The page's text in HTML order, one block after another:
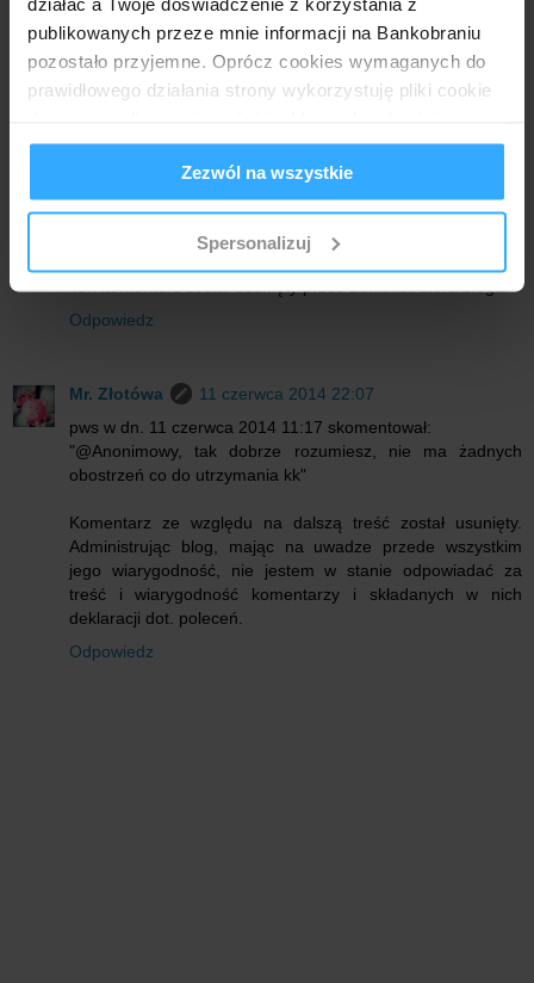
publikowanych przeze mnie informacji na Bankobraniu
pozostało przyjemne. Oprócz cookies wymaganych do
prawidłowego działania strony wykorzystuję pliki cookie
analizować ruch w mojej witrynie. Informacje o tym, jak
korzystasz z bloga, udostępniam moim partnerom
społecznościowym, reklamowym i analitycznym.
Partnerzy mogą połączyć te informacje z innymi danymi
korzystania z ich usług.
Zezwól na wszystkie
Spersonalizuj
Odpowiedz
Anonimowy 11 czerwca 2014 10:17
zrezygnować z karty?
11 czerwca 2014 11:17
Odpowiedz
Mr. Złotówa
11 czerwca 2014 22:07
pws w dn. 11 czerwca 2014 11:17 skomentował:
"@Anonimowy, tak dobrze rozumiesz, nie ma żadnych
obostrzeń co do utrzymania kk"
Komentarz ze względu na dalszą treść został usunięty.
Administrując blog, mając na uwadze przede wszystkim
jego wiarygodność, nie jestem w stanie odpowiadać za
treść i wiarygodność komentarzy i składanych w nich
deklaracji dot. poleceń.
Odpowiedz